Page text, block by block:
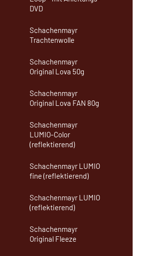
DVD
Schachenmayr
Trachtenwolle
Schachenmayr
Original Lova 50g
Schachenmayr
Original Lova FAN 80g
Schachenmayr
LUMIO-Color
(reflektierend)
Schachenmayr LUMIO
fine (reflektierend)
Schachenmayr LUMIO
(reflektierend)
Schachenmayr
Original Fleeze